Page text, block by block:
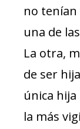
no tenían
una de
La otra,
de ser
única
la más